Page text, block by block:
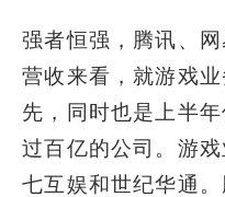
强者恒强，腾讯、
营收来看，就游戏
先，同时也是上半
过百亿的公司。游
七互娱和世纪华通